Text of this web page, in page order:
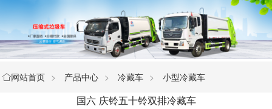
网站首页 > 产品中心 > 冷藏车 > 小型冷藏车
国六 庆铃五十铃双排冷藏车